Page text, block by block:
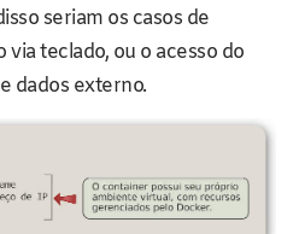
seriam os casos de
teclado, ou o acesso do
dados externo.